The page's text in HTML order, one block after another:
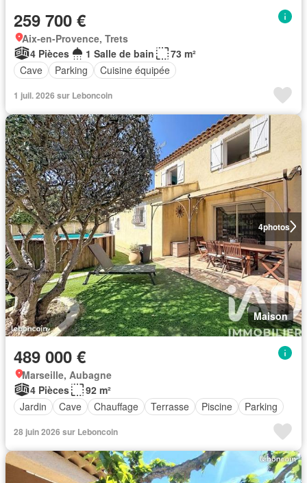
259 700 €
Aix-en-Provence, Trets
4 Pièces
1 Salle de bain
73 m²
Cave
Parking Cuisine équipée
1 juil. 2026 sur Leboncoin
4photos
Maison
489 000 €
Marseille, Aubagne
4 Pièces
92 m²
Jardin
Cave Chauffage Terrasse Piscine Parking
28 juin 2026 sur Leboncoin